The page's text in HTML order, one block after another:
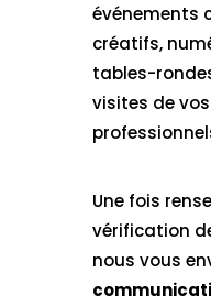
événements
créatifs,
tables-
visites de
Une fois
vérification
nous vous